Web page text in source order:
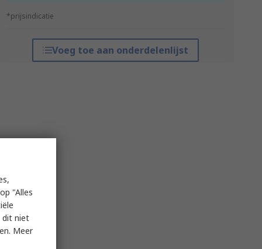
*prijsindicatie
Voeg toe aan onderdelenlijst
"Alles
dit niet
Meer